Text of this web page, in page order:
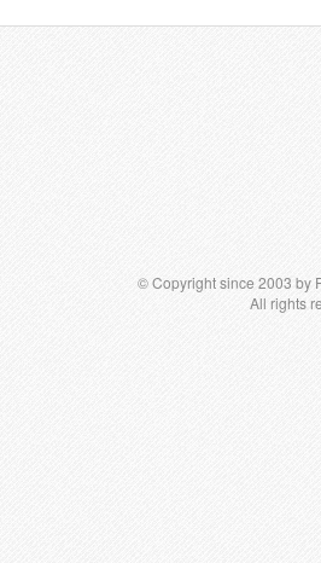
© Copyright since 2003 by
All rights